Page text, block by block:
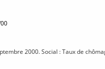
2000. Social : Taux de